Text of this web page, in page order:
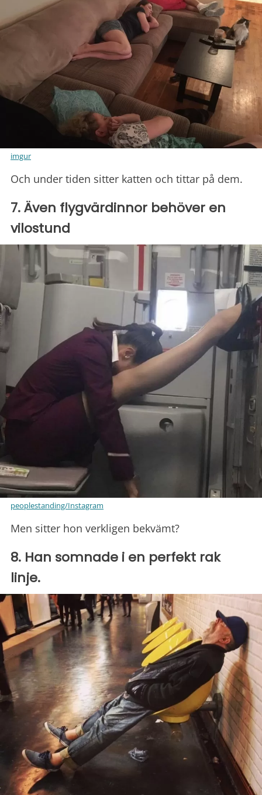
imgur
Och under tiden sitter katten och tittar på dem.
7. Även flygvärdinnor behöver en
vilostund
peoplestanding/Instagram
Men sitter hon verkligen bekvämt?
8. Han somnade i en perfekt rak
linje.